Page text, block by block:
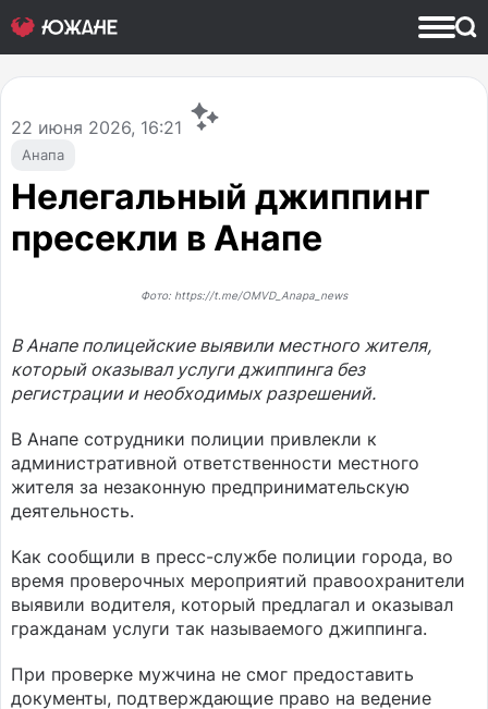
Анапа
22 июня 2026, 16:21
Нелегальный джиппинг
пресекли в Анапе
Фото: https://t.me/OMVD_Anapa_news
В Анапе полицейские выявили местного жителя,
который оказывал услуги джиппинга без
регистрации и необходимых разрешений.
В Анапе сотрудники полиции привлекли к
административной ответственности местного
жителя за незаконную предпринимательскую
деятельность.
Как сообщили в пресс-службе полиции города, во
время проверочных мероприятий правоохранители
выявили водителя, который предлагал и оказывал
гражданам услуги так называемого джиппинга.
При проверке мужчина не смог предоставить
документы, подтверждающие право на ведение